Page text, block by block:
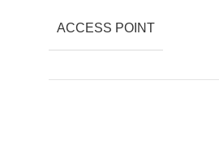
ACCESS POINT